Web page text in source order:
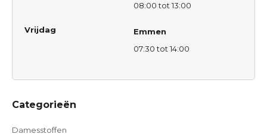
08:00 tot 13:00
Vrijdag
Emmen
07:30 tot 14:00
Categorieën
Damesstoffen